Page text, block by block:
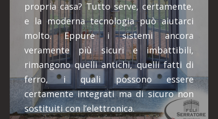
propria casa? Tutto serve, certamente,
e la moderna tecnologia può aiutarci
molto. Eppure i sistemi ancora
veramente più sicuri e imbattibili,
rimangono quelli antichi, quelli fatti di
ferro, i quali possono essere
certamente integrati ma di sicuro non
sostituiti con l’elettronica.